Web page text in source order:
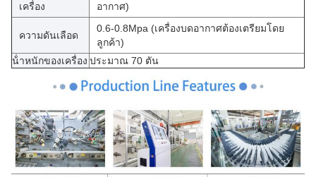
เครื่อง
อากาศ)
ความดันเลือด
0.6-0.8Mpa (เครื่องบดอากาศต้องเตรียมโดย
ลูกค้า)
น้ําหนักของเครื่อง ประมาณ 70 ตัน